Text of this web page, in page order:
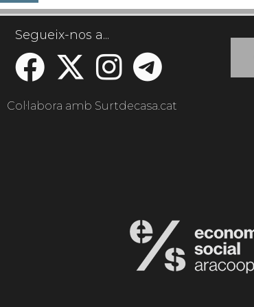
Segueix-nos a...
Col·labora amb Surtdecasa.cat